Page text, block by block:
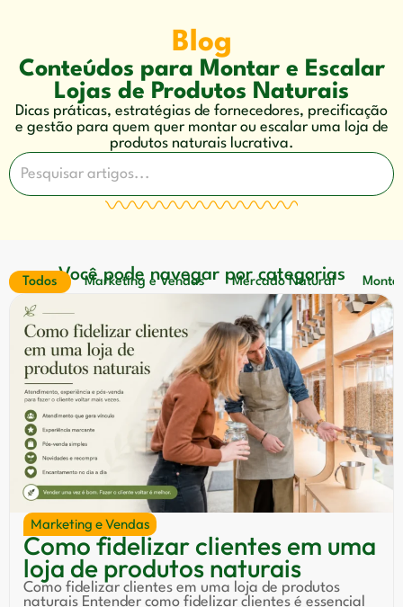
Blog
Conteúdos para Montar e Escalar
Lojas de Produtos Naturais
Dicas práticas, estratégias de fornecedores, precificação
e gestão para quem quer montar ou escalar uma loja de
produtos naturais lucrativa.
Você pode navegar por categorias
Marketing e Vendas Mercado Natural
Todos
Marketing e Vendas
Como fidelizar clientes em uma
loja de produtos naturais
Como fidelizar clientes em uma loja de produtos
naturais Entender como fidelizar clientes é essencial